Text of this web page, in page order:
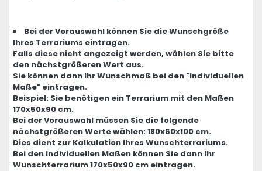
Bei der Vorauswahl können Sie die Wunschgröße
Ihres Terrariums eintragen.
Falls diese nicht angezeigt werden, wählen Sie bitte
den nächstgrößeren Wert aus.
Sie können dann Ihr Wunschmaß bei den "Individuellen
Maße" eintragen.
Beispiel: Sie benötigen ein Terrarium mit den Maßen
170x50x90 cm.
Bei der Vorauswahl müssen Sie die folgende
nächstgrößeren Werte wählen: 180x60x100 cm.
Dies dient zur Kalkulation Ihres Wunschterrariums.
Bei den Individuellen Maßen können Sie dann Ihr
Wunschterrarium 170x50x90 cm eintragen.